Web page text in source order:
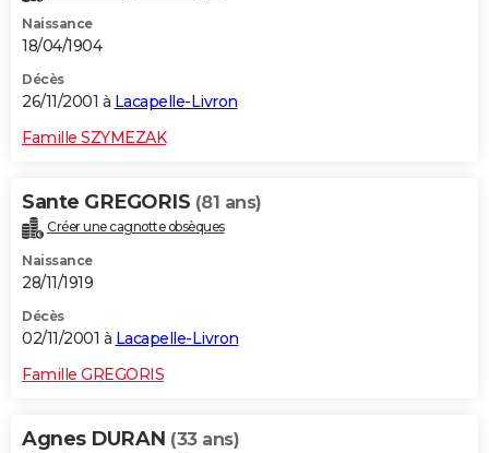
Naissance
18/04/1904
Décès
26/11/2001 à Lacapelle-Livron
Famille SZYMEZAK
Sante GREGORIS (81 ans)
Créer une cagnotte obsèques
Naissance
28/11/1919
Décès
02/11/2001 à Lacapelle-Livron
Famille GREGORIS
Agnes DURAN (33 ans)